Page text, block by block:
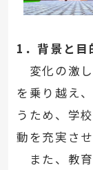
1．背景と目
変化の激
を乗り越え
うため、学
動を充実さ
また、教